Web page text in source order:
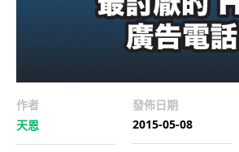
作者
天恩
發佈日期
2015-05-08